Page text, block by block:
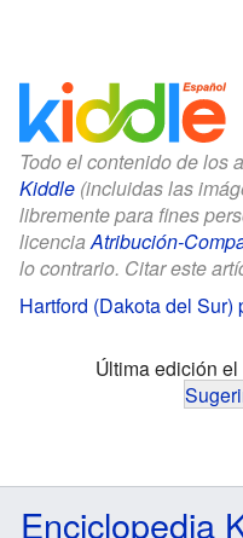
Todo el contenido de los
Kiddle (incluidas las
libremente para fines
licenciaAtribución-
lo contrario. Citar este
Hartford (Dakota del Sur)
Última edición
Enciclopedia